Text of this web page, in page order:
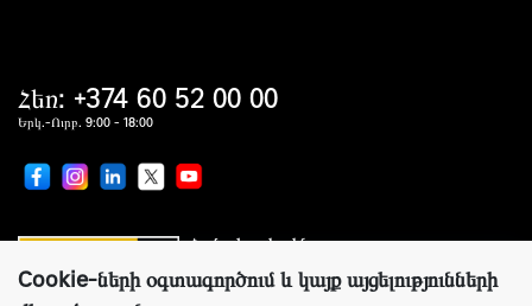
Համաշխարհային առաջատար
ներկայացուցիչ
Հեռ: +374 60 52 00 00
Երկ.-Ուրբ. 9:00 - 18:00
Cookie-ների օգտագործում և կայք այցելությունների